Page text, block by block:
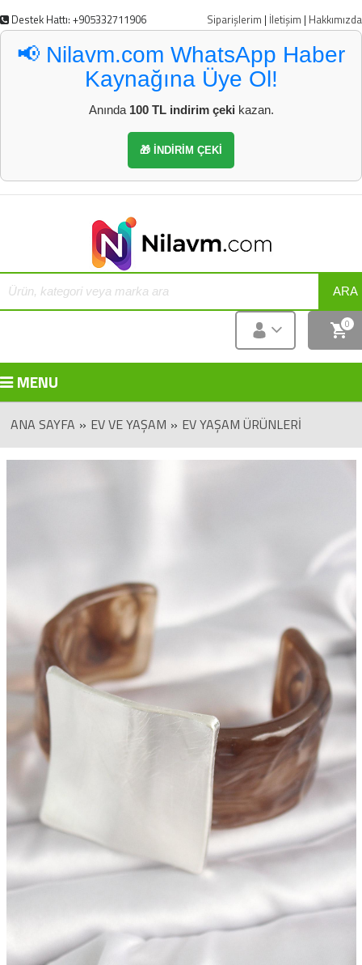
Destek Hattı: +905332711906 Siparişlerim | İletişim | Hakkımızda
📢 Nilavm.com WhatsApp Haber
Kaynağına Üye Ol!
Anında 100 TL indirim çeki kazan.
🎁 İNDİRİM ÇEKİ
ARA
0
MENU
ANA SAYFA » EV VE YAŞAM » EV YAŞAM ÜRÜNLERI